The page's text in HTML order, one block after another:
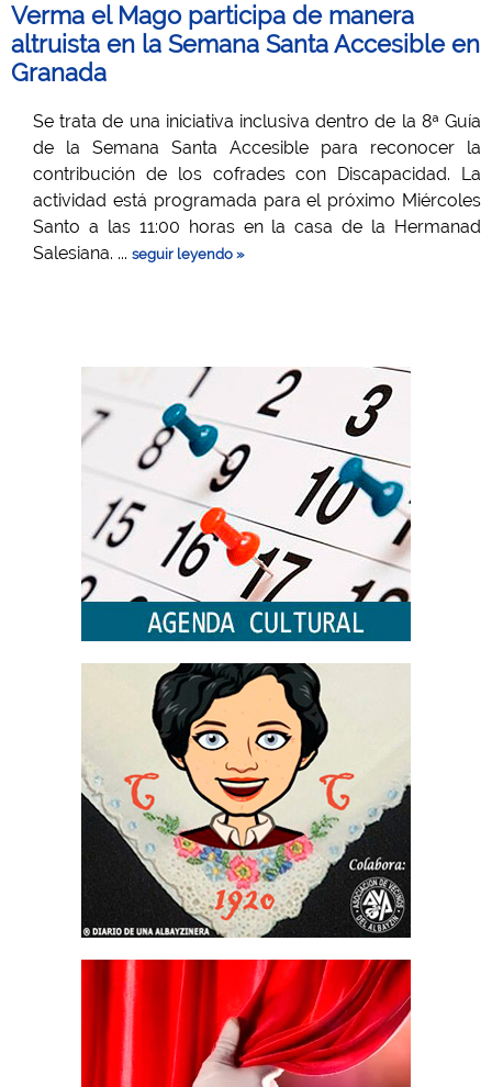
Verma el Mago participa de manera
altruista en la Semana Santa Accesible en
Granada
Se trata de una iniciativa inclusiva dentro de la 8ª Guía
de la Semana Santa Accesible para reconocer la
contribución de los cofrades con Discapacidad. La
actividad está programada para el próximo Miércoles
Santo a las 11:00 horas en la casa de la Hermanad
Salesiana. ... seguir leyendo »